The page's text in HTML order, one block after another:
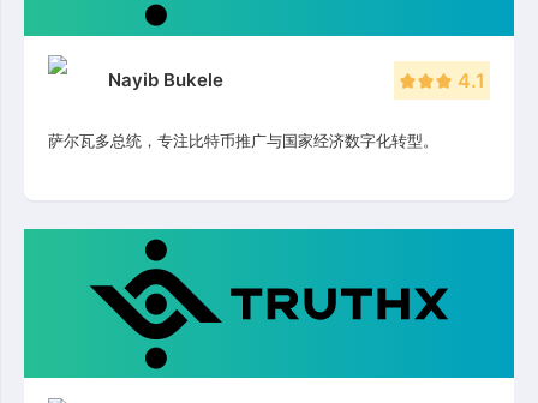
Nayib Bukele 4.1
萨尔瓦多总统，专注比特币推广与国家经济数字化转型。